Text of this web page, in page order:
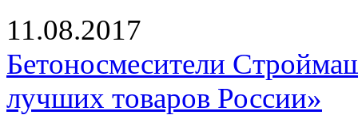
11.08.2017
Бетоносмесители
лучших товаров России»